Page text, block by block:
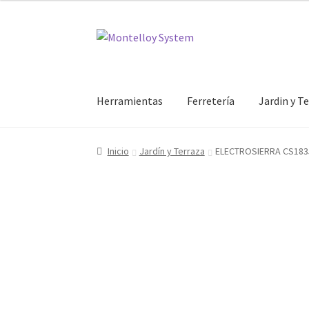
Ir
Ir
Herramientas Ferretería Jardin y
Inicio Jardín y Terraza ELECTROSIERRA